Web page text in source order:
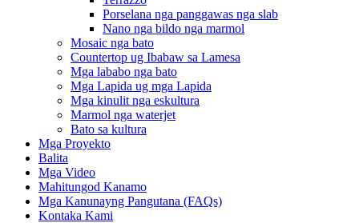
Porselana nga panggawas nga slab
Nano nga bildo nga marmol
Mosaic nga bato
Countertop ug Ibabaw sa Lamesa
Mga lababo nga bato
Mga Lapida ug mga Lapida
Mga kinulit nga eskultura
Marmol nga waterjet
Bato sa kultura
Mga Proyekto
Balita
Mga Video
Mahitungod Kanamo
Mga Kanunayng Pangutana (FAQs)
Kontaka Kami